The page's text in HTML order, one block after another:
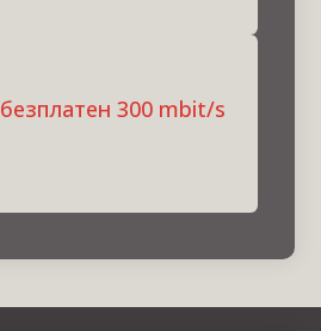
300 mbit/s